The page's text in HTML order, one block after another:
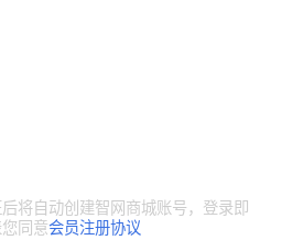
将自动创建智网商城账号，登录即
同意会员注册协议